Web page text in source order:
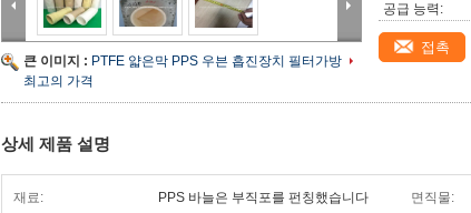
큰 이미지 : PTFE 얇은막 PPS 우븐 흡진장치 필터가방
최고의 가격
공급 능력:
접촉
상세 제품 설명
재료: PPS 바늘은 부직포를 펀칭했습니다 면직물: